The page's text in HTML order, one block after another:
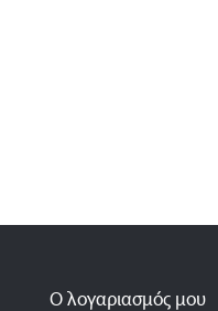
Ο λογαριασμός μου